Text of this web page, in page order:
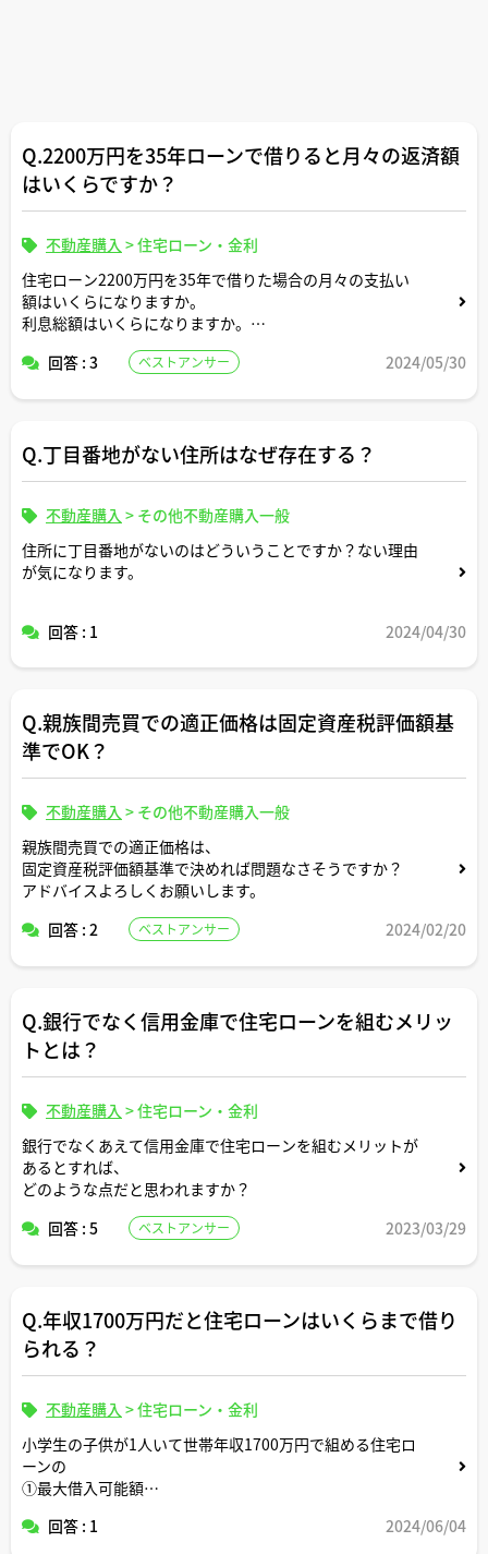
Q.2200万円を35年ローンで借りると月々の返済額
はいくらですか？
不動産購入 >住宅ローン・金利
住宅ローン2200万円を35年で借りた場合の月々の支払い
額はいくらになりますか。
利息総額はいくらになりますか。
返済条件や金利条件等は適当な形で設定していただいて構
回答 : 3 ベストアンサー 2024/05/30
Q.丁目番地がない住所はなぜ存在する？
不動産購入 > その他不動産購入一般
住所に丁目番地がないのはどういうことですか？ない理由
が気になります。
回答 : 1 2024/04/30
Q.親族間売買での適正価格は固定資産税評価額基
準でOK？
不動産購入 > その他不動産購入一般
親族間売買での適正価格は、
固定資産税評価額基準で決めれば問題なさそうですか？
アドバイスよろしくお願いします。
回答 : 2
ベストアンサー 2024/02/20
Q.銀行でなく信用金庫で住宅ローンを組むメリッ
トとは？
不動産購入 >住宅ローン・金利
銀行でなくあえて信用金庫で住宅ローンを組むメリットが
あるとすれば、
どのような点だと思われますか？
回答 : 5
ベストアンサー 2023/03/29
Q.年収1700万円だと住宅ローンはいくらまで借り
られる？
不動産購入 >住宅ローン・金利
小学生の子供が1人いて世帯年収1700万円で組める住宅ロ
ーンの
①最大借入可能額
③生活切り詰めて頑張ればギリギリ返せる借入金額
回答 : 1 2024/06/04